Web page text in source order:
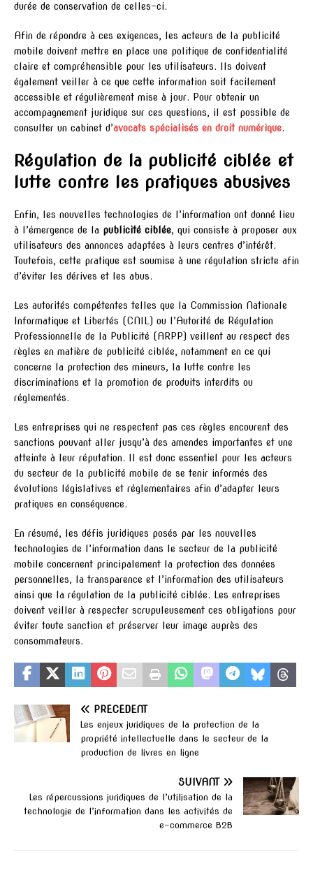
durée de conservation de celles-ci.
Afin de répondre à ces exigences, les acteurs de la publicité
mobile doivent mettre en place une politique de confidentialité
claire et compréhensible pour les utilisateurs. Ils doivent
également veiller à ce que cette information soit facilement
accessible et régulièrement mise à jour. Pour obtenir un
accompagnement juridique sur ces questions, il est possible de
consulter un cabinet d’avocats spécialisés en droit numérique.
Régulation de la publicité ciblée et
lutte contre les pratiques abusives
Enfin, les nouvelles technologies de l’information ont donné lieu
à l’émergence de la publicité ciblée, qui consiste à proposer aux
utilisateurs des annonces adaptées à leurs centres d’intérêt.
Toutefois, cette pratique est soumise à une régulation stricte afin
d’éviter les dérives et les abus.
Les autorités compétentes telles que la Commission Nationale
Informatique et Libertés (CNIL) ou l’Autorité de Régulation
Professionnelle de la Publicité (ARPP) veillent au respect des
règles en matière de publicité ciblée, notamment en ce qui
concerne la protection des mineurs, la lutte contre les
discriminations et la promotion de produits interdits ou
réglementés.
Les entreprises qui ne respectent pas ces règles encourent des
sanctions pouvant aller jusqu’à des amendes importantes et une
atteinte à leur réputation. Il est donc essentiel pour les acteurs
du secteur de la publicité mobile de se tenir informés des
évolutions législatives et réglementaires afin d’adapter leurs
pratiques en conséquence.
En résumé, les défis juridiques posés par les nouvelles
technologies de l’information dans le secteur de la publicité
mobile concernent principalement la protection des données
personnelles, la transparence et l’information des utilisateurs
ainsi que la régulation de la publicité ciblée. Les entreprises
doivent veiller à respecter scrupuleusement ces obligations pour
éviter toute sanction et préserver leur image auprès des
consommateurs.
PRÉCÉDENT
Les enjeux juridiques de la protection de la
propriété intellectuelle dans le secteur de la
production de livres en ligne
SUIVANT
Les répercussions juridiques de l’utilisation de la
technologie de l’information dans les activités de
e-commerce B2B